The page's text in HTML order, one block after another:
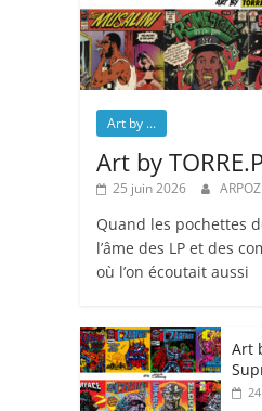
Art by ...
Art by
25 juin 2026 ARPOZ
Quand les pochettes
l’âme des LP et des
où l’on écoutait aussi
Art